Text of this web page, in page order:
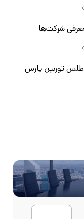
شرکت‌ها
توربین پارس